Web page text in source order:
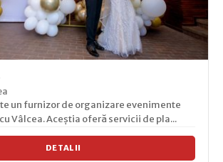
un furnizor de organizare evenimente
Vâlcea. Aceștia oferă servicii de pla...
DETALII